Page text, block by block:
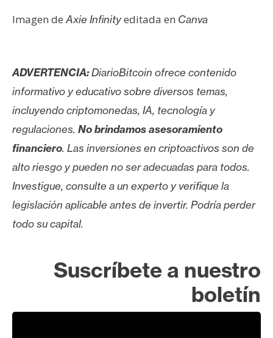
Imagen deAxie Infinityeditada en Canva
ADVERTENCIA:DiarioBitcoin ofrece contenido
informativo y educativo sobre diversos temas,
incluyendo criptomonedas, IA, tecnología y
regulaciones. No brindamos asesoramiento
financiero. Las inversiones en criptoactivos son de
alto riesgo y pueden no ser adecuadas para todos.
Investigue, consulte a un experto y verifique la
legislación aplicable antes de invertir. Podría perder
todo su capital.
Suscríbete a nuestro
boletín